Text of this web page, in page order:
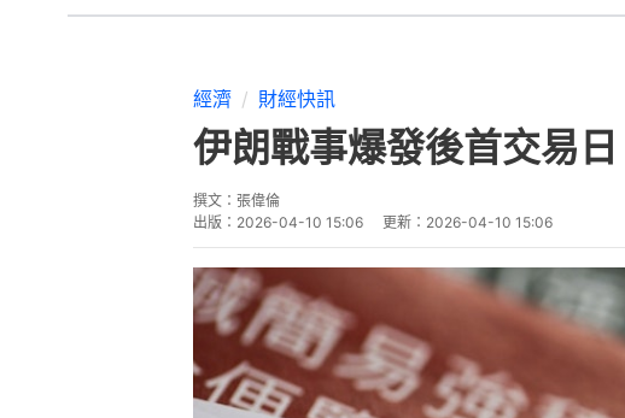
經濟 財經快訊
伊朗戰事爆發後首交易
撰文： 張偉倫
出版： 2026-04-10 15:06 更新： 2026-04-10 15:06